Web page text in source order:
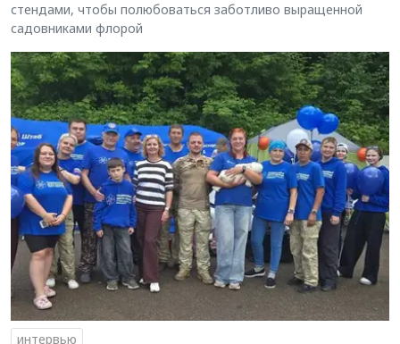
стендами, чтобы полюбоваться заботливо выращенной
садовниками флорой
интервью